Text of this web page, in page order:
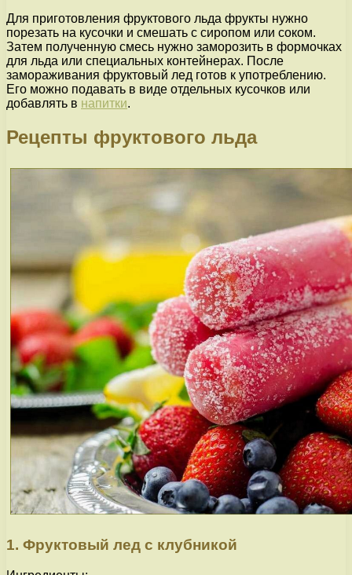
Для приготовления фруктового льда фрукты нужно
порезать на кусочки и смешать с сиропом или соком.
Затем полученную смесь нужно заморозить в формочках
для льда или специальных контейнерах. После
замораживания фруктовый лед готов к употреблению.
Его можно подавать в виде отдельных кусочков или
добавлять в напитки.
Рецепты фруктового льда
1. Фруктовый лед с клубникой